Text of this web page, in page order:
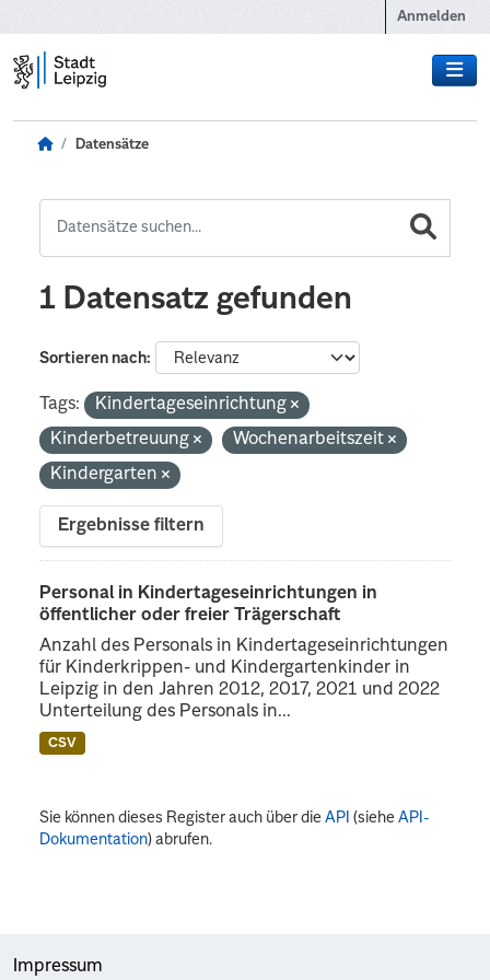
Anmelden
Datensätze
1 Datensatz gefunden
Sortieren nach
Tags:
Kindertageseinrichtung
Kinderbetreuung
Wochenarbeitszeit
Kindergarten
Ergebnisse filtern
Personal in Kindertageseinrichtungen in
öffentlicher oder freier Trägerschaft
Anzahl des Personals in Kindertageseinrichtungen
für Kinderkrippen- und Kindergartenkinder in
Leipzig in den Jahren 2012, 2017, 2021 und 2022
Unterteilung des Personals in...
CSV
Sie können dieses Register auch über dieAPI (sieheAPI-
Dokumentation) abrufen.
Impressum